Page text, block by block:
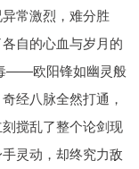
常激烈，难分胜
自的心血与岁月的
——欧阳锋如幽灵般
经八脉全然打通，
搅乱了整个论剑现
灵动，却终究力敌